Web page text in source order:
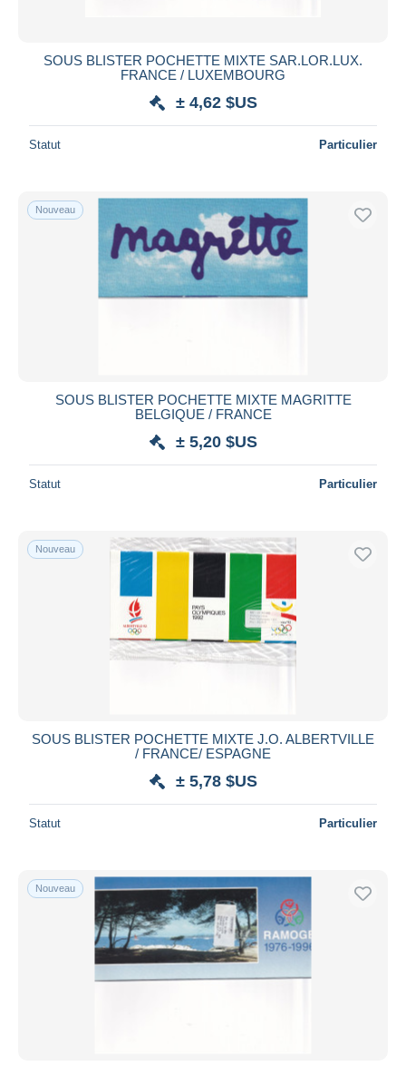
SOUS BLISTER POCHETTE MIXTE SAR.LOR.LUX.
FRANCE / LUXEMBOURG
± 4,62 $US
Statut Particulier
Nouveau
SOUS BLISTER POCHETTE MIXTE MAGRITTE
BELGIQUE / FRANCE
± 5,20 $US
Statut Particulier
Nouveau
SOUS BLISTER POCHETTE MIXTE J.O. ALBERTVILLE
/ FRANCE/ ESPAGNE
± 5,78 $US
Statut Particulier
Nouveau